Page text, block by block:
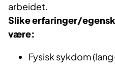
arbeidet.
Slike erfaringer/
være:
Fysisk sykdom